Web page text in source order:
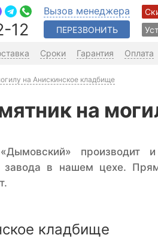
12
Вызов менеджера
ПЕРЕЗВОНИТЬ
Сроки Гарантия Оплата
на Анискинское кладбище
на
производит
завода в нашем цехе.
кладбище